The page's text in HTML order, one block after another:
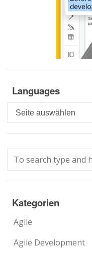
Languages
Languages
Kategorien
Agile
Agile Development